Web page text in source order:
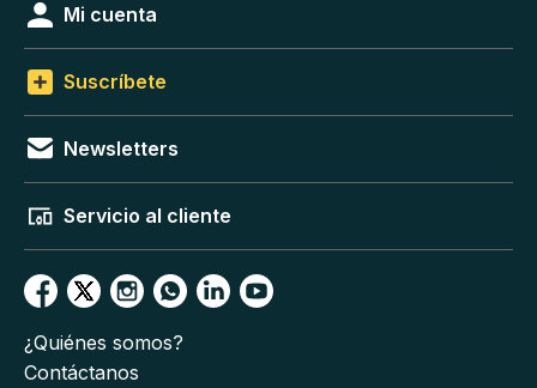
Mi cuenta
Suscríbete
Newsletters
Servicio al cliente
¿Quiénes somos?
Contáctanos